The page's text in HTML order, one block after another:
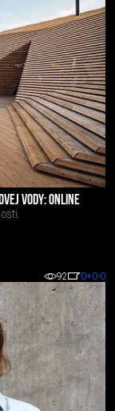
VODY: ONLINE
92 0+0-0